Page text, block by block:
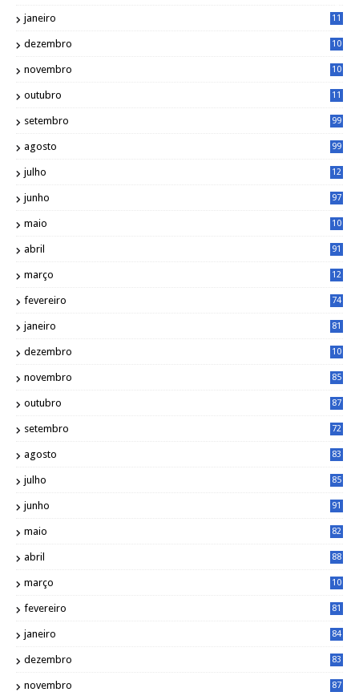
janeiro
11
dezembro
10
novembro
10
outubro
11
setembro 99
agosto 99
julho
12
junho 97
maio
10
abril 91
março
12
fevereiro 74
janeiro 81
dezembro
10
novembro 85
outubro 87
setembro 72
agosto 83
julho 85
junho 91
maio 82
abril 88
março
10
fevereiro 81
janeiro 84
dezembro 83
novembro 87